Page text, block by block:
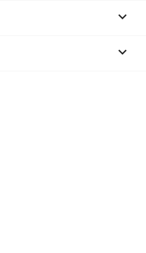

keyboard_arrow_down